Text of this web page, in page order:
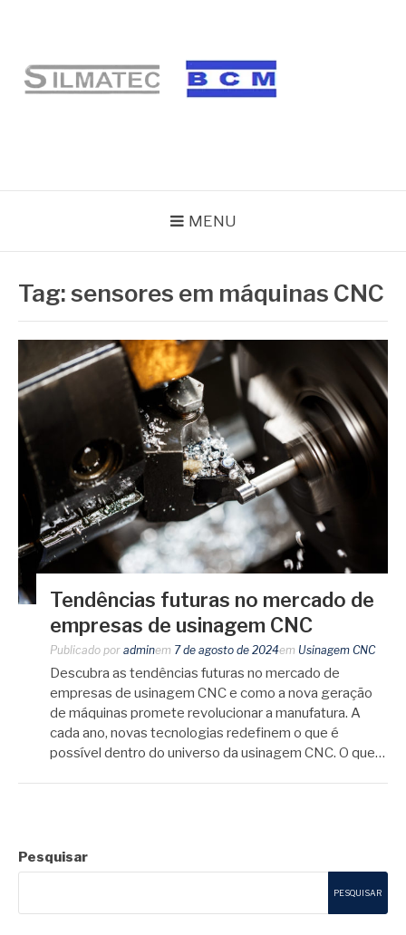
conteúdo
MENU
Tag:sensores em máquinas CNC
Tendências futuras no mercado de
empresas de usinagem CNC
Publicado por adminem 7 de agosto de 2024em Usinagem CNC
Descubra as tendências futuras no mercado de
empresas de usinagem CNC e como a nova geração
de máquinas promete revolucionar a manufatura. A
cada ano, novas tecnologias redefinem o que é
possível dentro do universo da usinagem CNC. O que…
Pesquisar
PESQUISAR